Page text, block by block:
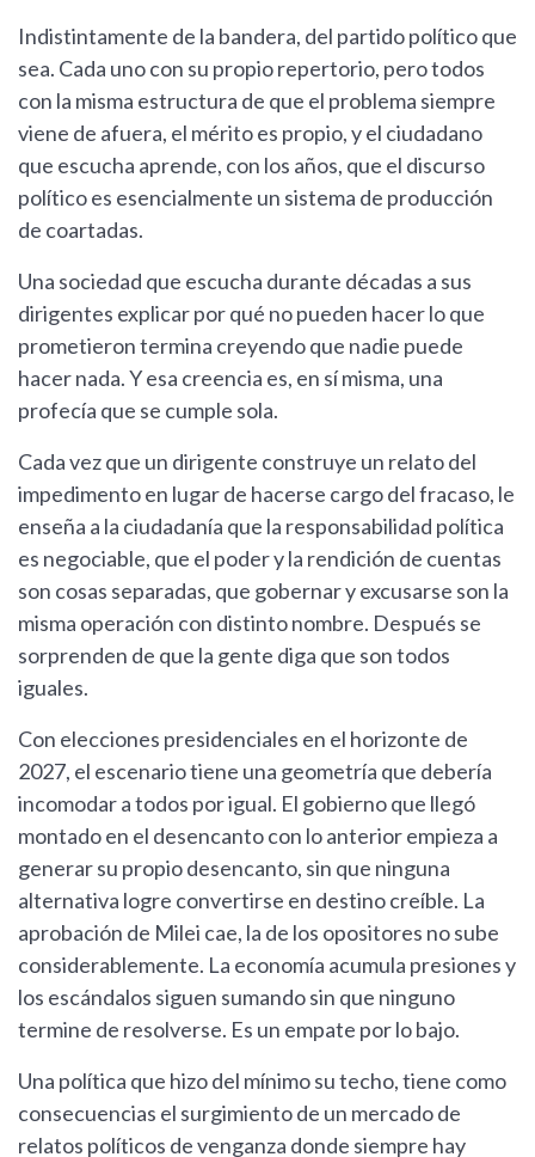
Indistintamente de la bandera, del partido político que
sea. Cada uno con su propio repertorio, pero todos
con la misma estructura de que el problema siempre
viene de afuera, el mérito es propio, y el ciudadano
que escucha aprende, con los años, que el discurso
político es esencialmente un sistema de producción
de coartadas.
Una sociedad que escucha durante décadas a sus
dirigentes explicar por qué no pueden hacer lo que
prometieron termina creyendo que nadie puede
hacer nada. Y esa creencia es, en sí misma, una
profecía que se cumple sola.
Cada vez que un dirigente construye un relato del
impedimento en lugar de hacerse cargo del fracaso, le
enseña a la ciudadanía que la responsabilidad política
es negociable, que el poder y la rendición de cuentas
son cosas separadas, que gobernar y excusarse son la
misma operación con distinto nombre. Después se
sorprenden de que la gente diga que son todos
iguales.
Con elecciones presidenciales en el horizonte de
2027, el escenario tiene una geometría que debería
incomodar a todos por igual. El gobierno que llegó
montado en el desencanto con lo anterior empieza a
generar su propio desencanto, sin que ninguna
alternativa logre convertirse en destino creíble. La
aprobación de Milei cae, la de los opositores no sube
considerablemente. La economía acumula presiones y
los escándalos siguen sumando sin que ninguno
termine de resolverse. Es un empate por lo bajo.
Una política que hizo del mínimo su techo, tiene como
consecuencias el surgimiento de un mercado de
relatos políticos de venganza donde siempre hay